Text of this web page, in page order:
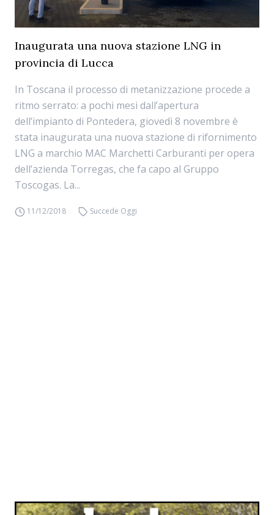
Inaugurata una nuova stazione LNG in
provincia di Lucca
In Toscana il processo di metanizzazione procede a
ritmo serrato: a pochi mesi dall’apertura
dell’impianto di Pontedera, giovedì 8 novembre è
stata inaugurata una nuova stazione di rifornimento
LNG a marchio MAC Marchetti Carburanti per opera
dell’azienda Torregas, che fa capo al Gruppo
Toscogas. La...
11/12/2018 Succede Oggi